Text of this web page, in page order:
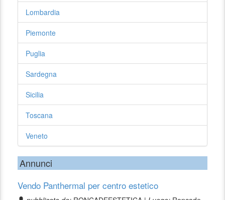
Lombardia
Piemonte
Puglia
Sardegna
Sicilia
Toscana
Veneto
Annunci
Vendo Panthermal per centro estetico